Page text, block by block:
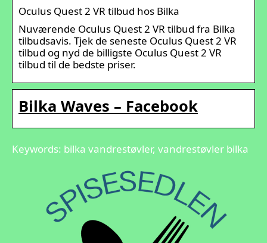
Oculus Quest 2 VR tilbud hos Bilka
Nuværende Oculus Quest 2 VR tilbud fra Bilka
tilbudsavis. Tjek de seneste Oculus Quest 2 VR
tilbud og nyd de billigste Oculus Quest 2 VR
tilbud til de bedste priser.
Bilka Waves – Facebook
Keywords: bilka vandrestøvler, vandrestøvler bilka